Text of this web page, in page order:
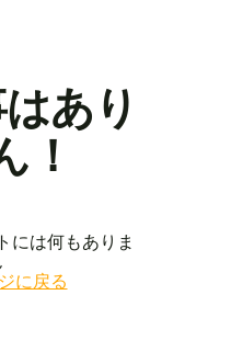
あり
！
には何もありま
に戻る